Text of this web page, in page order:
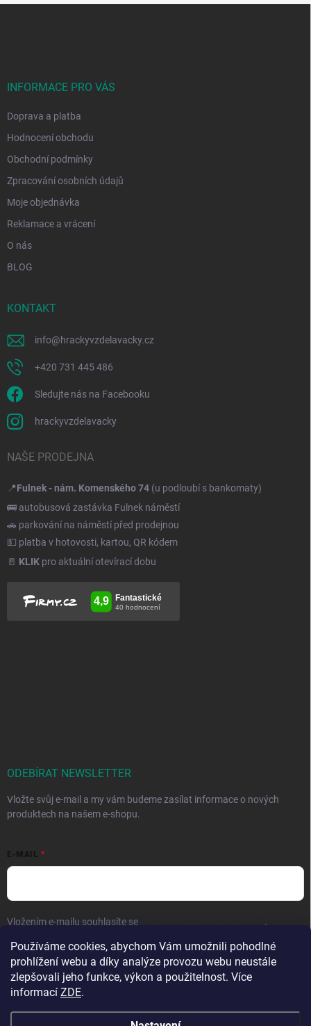
Používáme cookies, abychom Vám umožnili pohodlné
prohlížení webu a díky analýze provozu webu neustále
zlepšovali jeho funkce, výkon a použitelnost. Více
informací ZDE.
INFORMACE PRO VÁS
Doprava a platba
Hodnocení obchodu
Obchodní podmínky
Zpracování osobních údajů
Moje objednávka
Reklamace a vrácení
O nás
BLOG
KONTAKT
info@hrackyvzdelavacky.cz
+420 731 445 486
Sledujte nás na Facebooku
hrackyvzdelavacky
NAŠE PRODEJNA
📍Fulnek - nám. Komenského 74 (u podloubí s bankomaty)
🚌 autobusová zastávka Fulnek náměstí
🚗 parkování na náměstí před prodejnou
💵 platba v hotovosti, kartou, QR kódem
🚪 KLIK pro aktuální otevírací dobu
ODEBÍRAT NEWSLETTER
Vložte svůj e-mail a my vám budeme zasílat informace o nových
produktech na našem e-shopu.
E-MAIL
Vložením e-mailu souhlasíte se .
Přihlásit se